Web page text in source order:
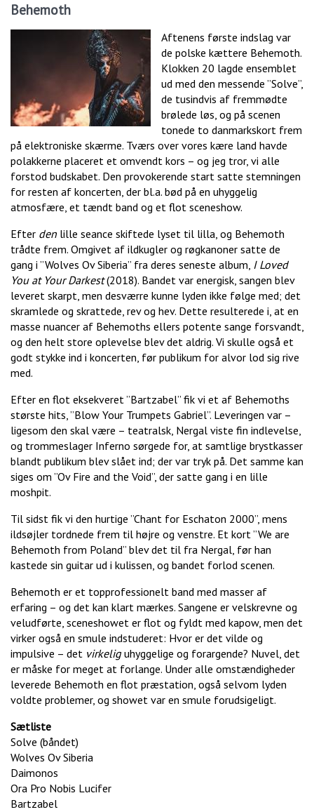
Behemoth
Aftenens første indslag var
de polske kættere Behemoth.
Klokken 20 lagde ensemblet
ud med den messende ”Solve”,
de tusindvis af fremmødte
brølede løs, og på scenen
tonede to danmarkskort frem
på elektroniske skærme. Tværs over vores kære land havde
polakkerne placeret et omvendt kors – og jeg tror, vi alle
forstod budskabet. Den provokerende start satte stemningen
for resten af koncerten, der bl.a. bød på en uhyggelig
atmosfære, et tændt band og et flot sceneshow.
Efter den lille seance skiftede lyset til lilla, og Behemoth
trådte frem. Omgivet af ildkugler og røgkanoner satte de
gang i ”Wolves Ov Siberia” fra deres seneste album, I Loved
You at Your Darkest(2018). Bandet var energisk, sangen blev
leveret skarpt, men desværre kunne lyden ikke følge med; det
skramlede og skrattede, rev og hev. Dette resulterede i, at en
masse nuancer af Behemoths ellers potente sange forsvandt,
og den helt store oplevelse blev det aldrig. Vi skulle også et
godt stykke ind i koncerten, før publikum for alvor lod sig rive
med.
Efter en flot eksekveret ”Bartzabel” fik vi et af Behemoths
største hits, ”Blow Your Trumpets Gabriel”. Leveringen var –
ligesom den skal være – teatralsk, Nergal viste fin indlevelse,
og trommeslager Inferno sørgede for, at samtlige brystkasser
blandt publikum blev slået ind; der var tryk på. Det samme kan
siges om ”Ov Fire and the Void”, der satte gang i en lille
moshpit.
Til sidst fik vi den hurtige ”Chant for Eschaton 2000”, mens
ildsøjler tordnede frem til højre og venstre. Et kort ”We are
Behemoth from Poland” blev det til fra Nergal, før han
kastede sin guitar ud i kulissen, og bandet forlod scenen.
Behemoth er et topprofessionelt band med masser af
erfaring – og det kan klart mærkes. Sangene er velskrevne og
veludførte, sceneshowet er flot og fyldt med kapow, men det
virker også en smule indstuderet: Hvor er det vilde og
impulsive – det virkeliguhyggelige og forargende? Nuvel, det
er måske for meget at forlange. Under alle omstændigheder
leverede Behemoth en flot præstation, også selvom lyden
voldte problemer, og showet var en smule forudsigeligt.
Sætliste
Solve (båndet)
Wolves Ov Siberia
Daimonos
Ora Pro Nobis Lucifer
Bartzabel